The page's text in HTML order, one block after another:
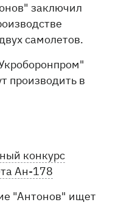
заключил
самолетов.
производить в
конкурс
Ан-178
"Антонов" ищет